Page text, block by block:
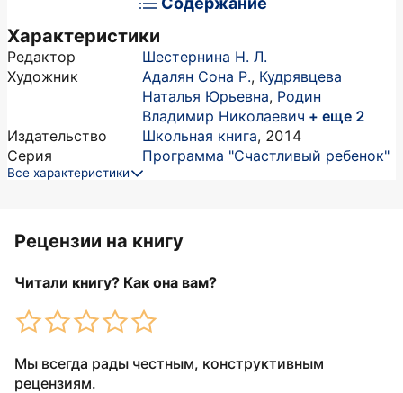
Характеристики
Редактор
Шестернина Н. Л.
Художник
Адалян Сона Р., Кудрявцева
Наталья Юрьевна, Родин
Владимир Николаевич + еще 2
Издательство
Школьная книга, 2014
Серия
Программа "Счастливый ребенок"
Все характеристики
Рецензии на книгу
Читали книгу? Как она вам?
Мы всегда рады честным, конструктивным
рецензиям.